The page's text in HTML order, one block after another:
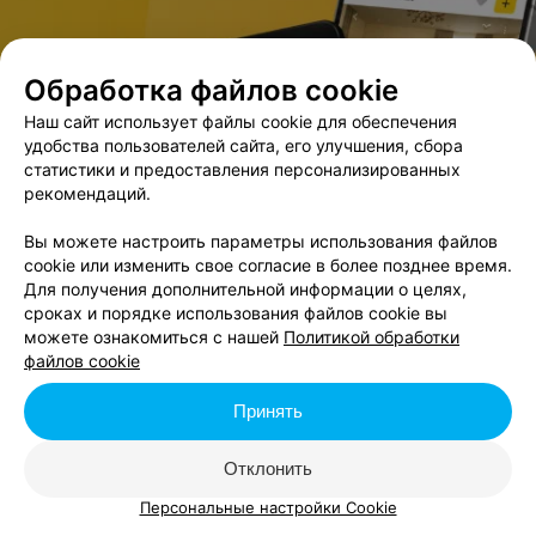
Обработка файлов cookie
Наш сайт использует файлы cookie для обеспечения
удобства пользователей сайта, его улучшения, сбора
статистики и предоставления персонализированных
рекомендаций.
Вы можете настроить параметры использования файлов
cookie или изменить свое согласие в более позднее время.
Для получения дополнительной информации о целях,
сроках и порядке использования файлов cookie вы
можете ознакомиться с нашей Политикой обработки
файлов cookie
Отклонить
Принять
Персональные настройки Cookie